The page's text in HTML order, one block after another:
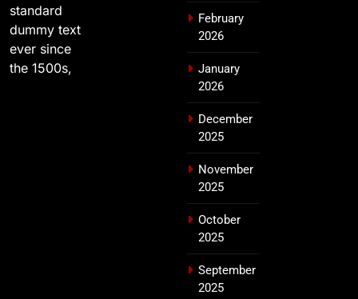
standard
dummy text
ever since
the 1500s,
February
2026
January
2026
December
2025
November
2025
October
2025
September
2025